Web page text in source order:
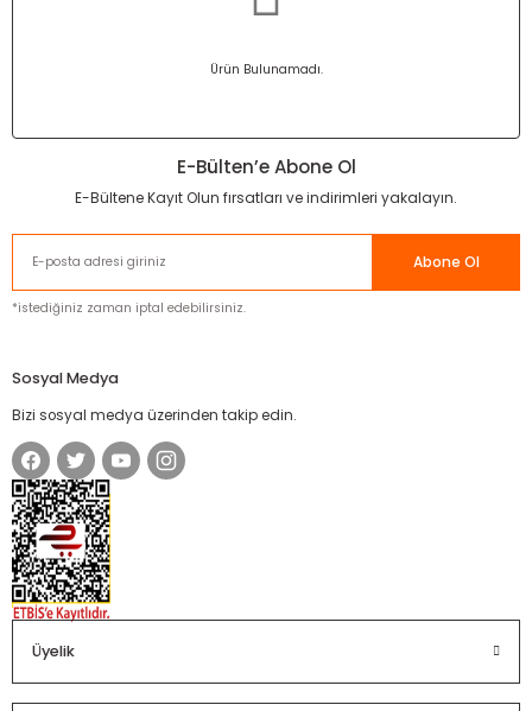
Ürün Bulunamadı.
E-Bülten’e Abone Ol
E-Bültene Kayıt Olun fırsatları ve indirimleri yakalayın.
Abone Ol
*istediğiniz zaman iptal edebilirsiniz.
Sosyal Medya
Bizi sosyal medya üzerinden takip edin.
Üyelik